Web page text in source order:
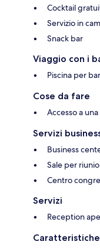
Cocktail
Servizio in
Snack bar
Viaggio con i
Piscina per
Cose da fare
Accesso a
Servizi
Business
Sale per
Centro
Servizi
Reception